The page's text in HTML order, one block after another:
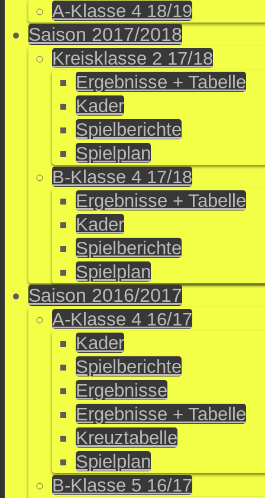
A-Klasse 4 18/19
Saison 2017/2018
Kreisklasse 2 17/18
Ergebnisse + Tabelle
Kader
Spielberichte
Spielplan
B-Klasse 4 17/18
Ergebnisse + Tabelle
Kader
Spielberichte
Spielplan
Saison 2016/2017
A-Klasse 4 16/17
Kader
Spielberichte
Ergebnisse
Ergebnisse + Tabelle
Kreuztabelle
Spielplan
B-Klasse 5 16/17